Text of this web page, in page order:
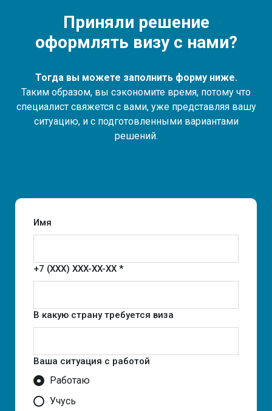
Приняли решение
оформлять визу с нами?
Тогда вы можете заполнить форму ниже.
Таким образом, вы сэкономите время, потому что
специалист свяжется с вами, уже представляя вашу
ситуацию, и с подготовленными вариантами
решений.
Имя
+7 (XXX) XXX-XX-XX *
В какую страну требуется виза
Ваша ситуация с работой
Работаю
Учусь